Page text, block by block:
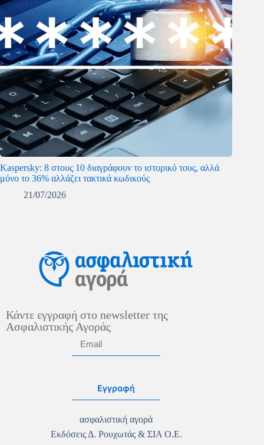
Kaspersky: 8 στους 10 διαγράφουν το ιστορικό τους, αλλά
μόνο το 36% αλλάζει τακτικά κωδικούς
21/07/2026
Κάντε εγγραφή στο newsletter της
Ασφαλιστικής Αγοράς
Εγγραφή
ασφαλιστική αγορά
Εκδόσεις Δ. Ρουχωτάς & ΣΙΑ Ο.Ε.